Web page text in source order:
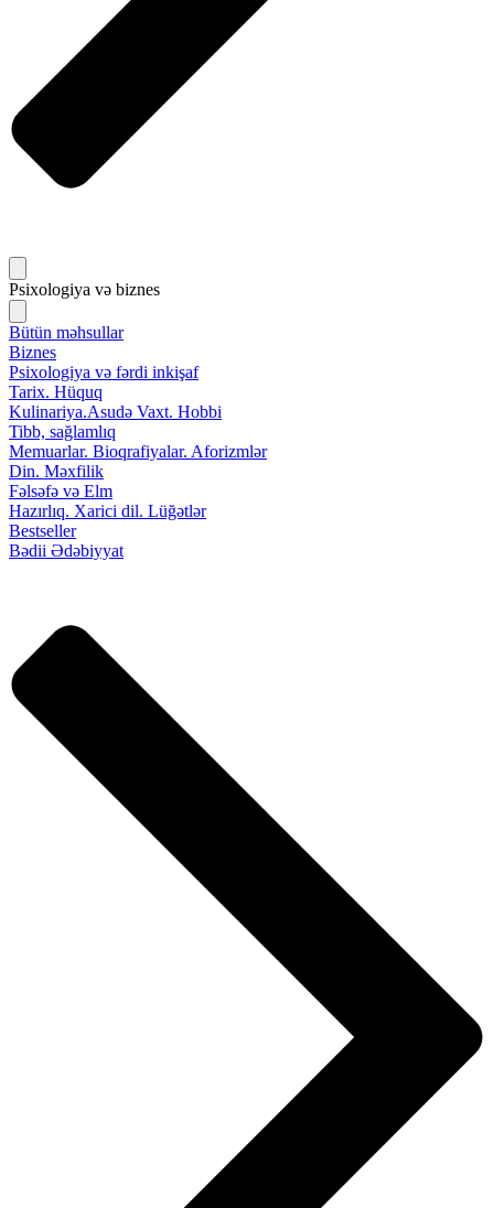
Psixologiya və biznes
Bütün məhsullar
Biznes
Psixologiya və fərdi inkişaf
Tarix. Hüquq
Kulinariya.Asudə Vaxt. Hobbi
Tibb, sağlamlıq
Memuarlar. Bioqrafiyalar. Aforizmlər
Din. Məxfilik
Fəlsəfə və Elm
Hazırlıq. Xarici dil. Lüğətlər
Bestseller
Bədii Ədəbiyyat